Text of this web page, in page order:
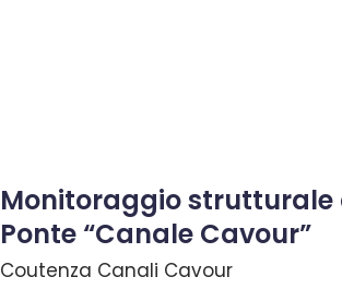
Monitoraggio strutturale
Ponte “Canale Cavour”
Coutenza Canali Cavour